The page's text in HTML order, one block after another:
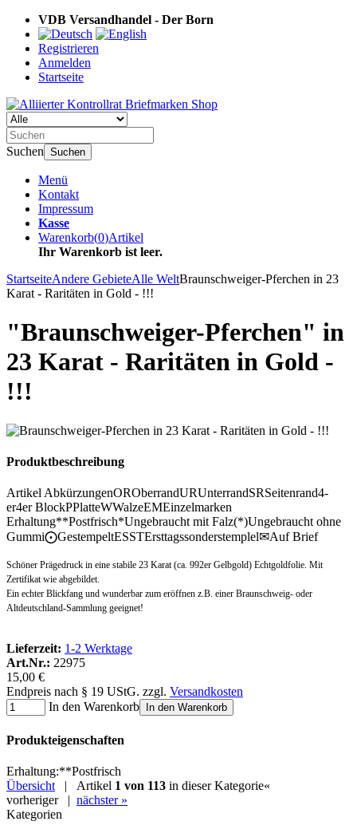
VDB Versandhandel - Der Born
Registrieren
Anmelden
Startseite
Suchen Suchen
Menü
Kontakt
Impressum
Kasse
Warenkorb(0)Artikel
Ihr Warenkorb ist leer.
StartseiteAndere GebieteAlle WeltBraunschweiger-Pferchen in 23
Karat - Raritäten in Gold - !!!
"Braunschweiger-Pferchen" in
23 Karat - Raritäten in Gold -
!!!
Produktbeschreibung
Artikel AbkürzungenOROberrandURUnterrandSRSeitenrand4-
er4er BlockPPlatteWWalzeEMEinzelmarken
Erhaltung**Postfrisch*Ungebraucht mit Falz(*)Ungebraucht ohne
Gummi⨀GestempeltESSTErsttagssonderstemplel✉Auf Brief
Schöner Prägedruck in eine stabile 23 Karat (ca. 992er Gelbgold) Echtgoldfolie. Mit
Zertifikat wie abgebildet.
Ein echter Blickfang und wunderbar zum eröffnen z.B. einer Braunschweig- oder
Altdeutschland-Sammlung geeignet!
Lieferzeit: 1-2 Werktage
Art.Nr.: 22975
15,00 €
Endpreis nach § 19 UStG. zzgl. Versandkosten
In den Warenkorb
In den Warenkorb
Produkteigenschaften
Erhaltung:**Postfrisch
Übersicht | Artikel 1 von 113 in dieser Kategorie«
vorheriger| nächster »
Kategorien